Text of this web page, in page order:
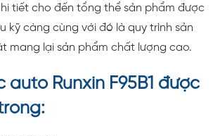
tiết cho đến tổng thể sản phẩm được
kỹ càng cùng với đó là quy trình sản
mang lại sản phẩm chất lượng cao.
auto Runxin F95B1 được